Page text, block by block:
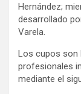
Hernández;
desarrollado
Varela.
Los cupos son
profesionales
mediante el